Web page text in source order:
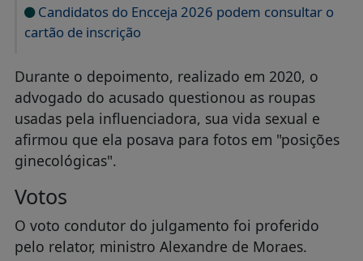
Candidatos do Encceja 2026 podem consultar o
cartão de inscrição
Durante o depoimento, realizado em 2020, o
advogado do acusado questionou as roupas
usadas pela influenciadora, sua vida sexual e
afirmou que ela posava para fotos em "posições
ginecológicas".
Votos
O voto condutor do julgamento foi proferido
pelo relator, ministro Alexandre de Moraes.